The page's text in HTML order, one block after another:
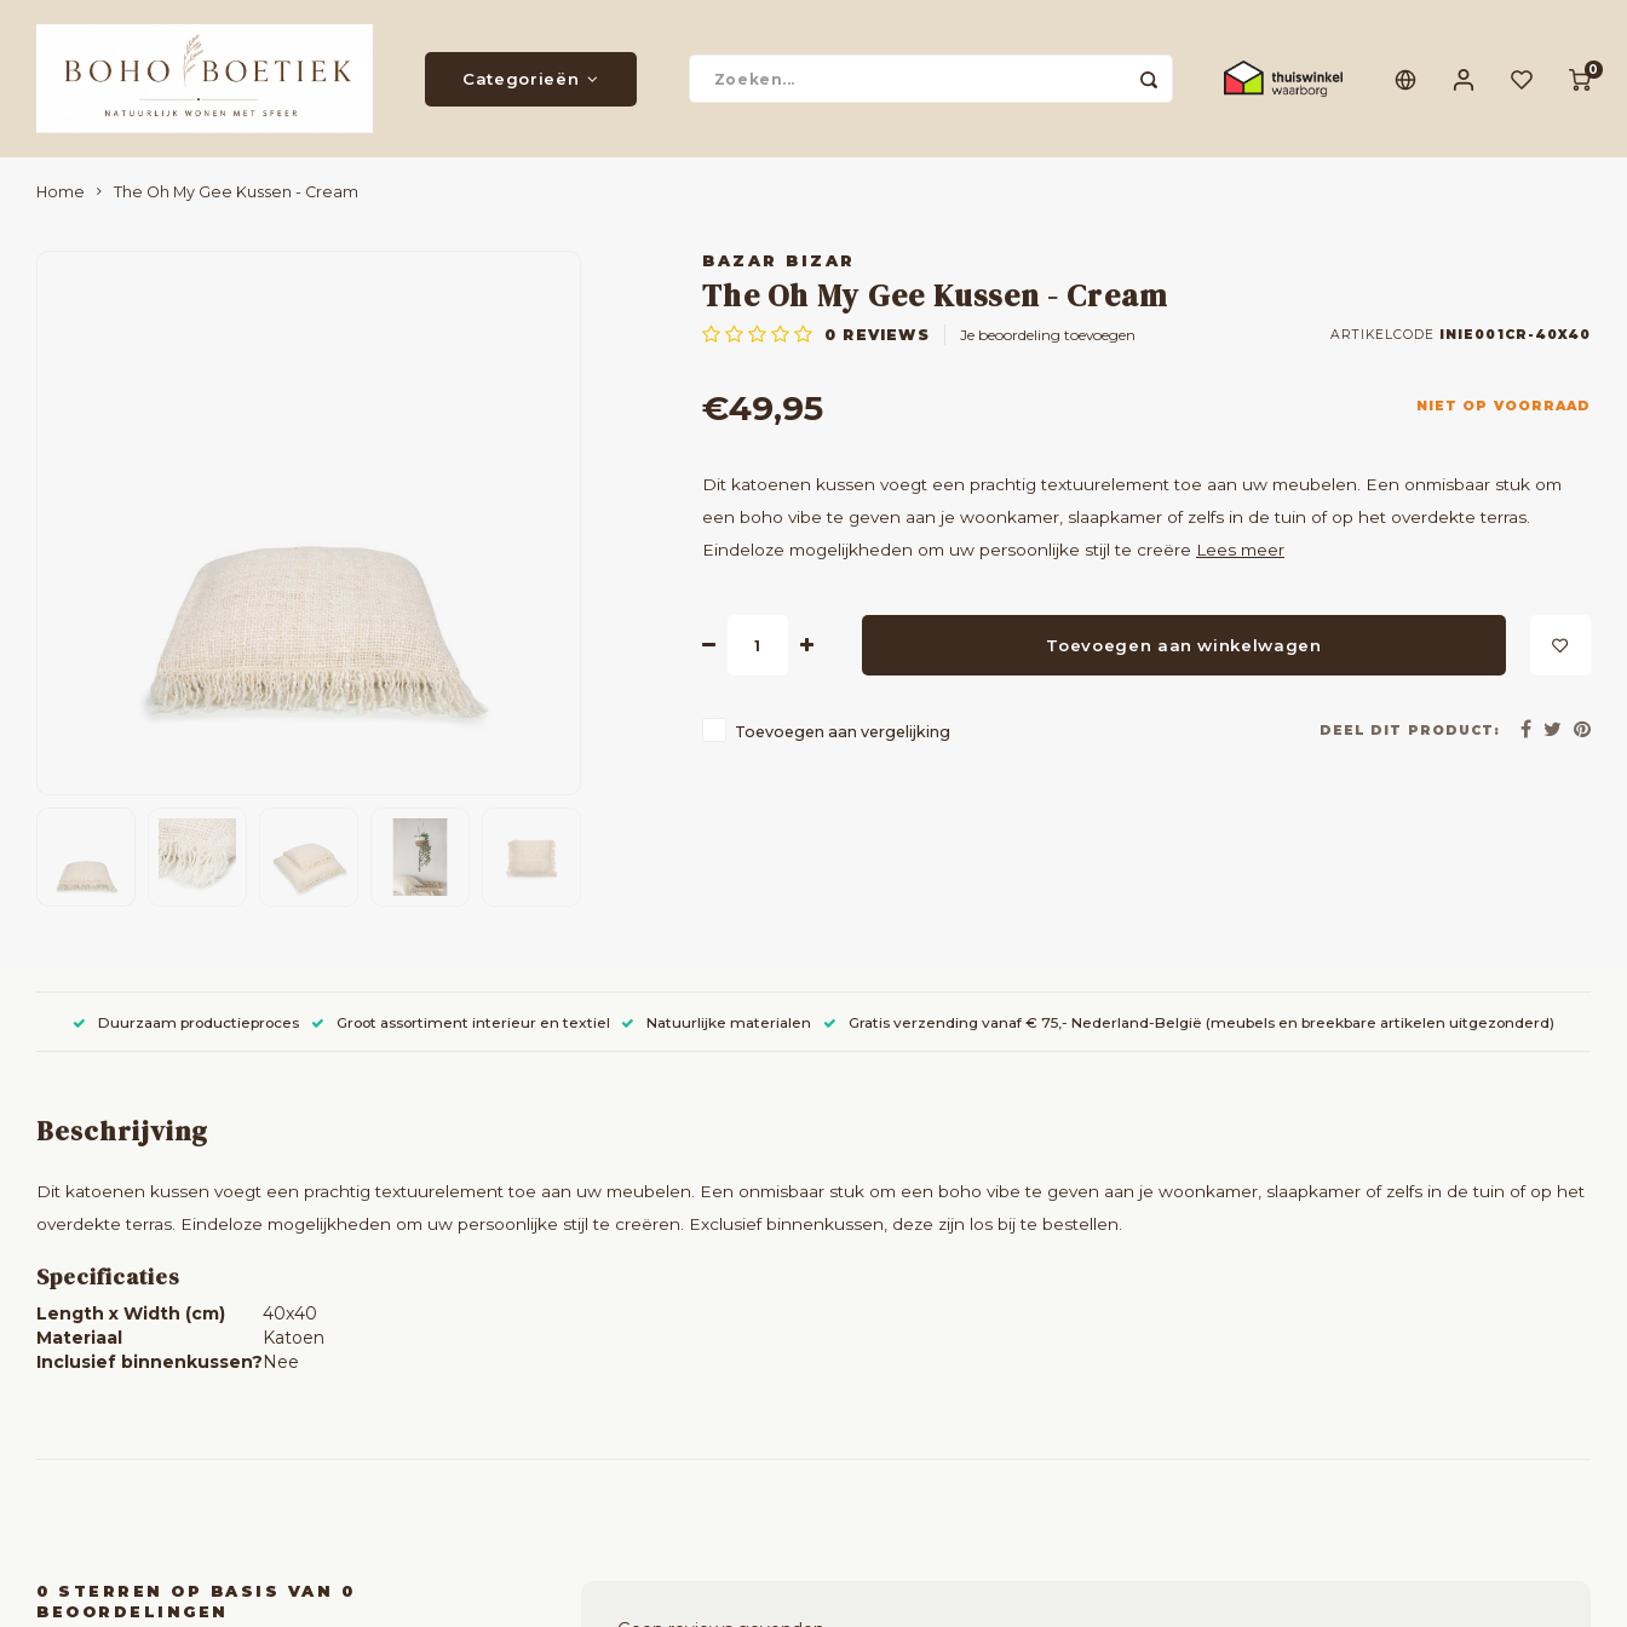
Categorieën 0
Home The Oh My Gee Kussen - Cream
BAZAR BIZAR
The Oh My Gee Kussen - Cream
0 REVIEWS Je beoordeling toevoegen ARTIKELCODE INIE001CR-40X40
€49,95 NIET OP VOORRAAD
Dit katoenen kussen voegt een prachtig textuurelement toe aan uw meubelen. Een onmisbaar stuk om
een boho vibe te geven aan je woonkamer, slaapkamer of zelfs in de tuin of op het overdekte terras.
Eindeloze mogelijkheden om uw persoonlijke stijl te creëre Lees meer
Toevoegen aan winkelwagen
Toevoegen aan vergelijking DEEL DIT PRODUCT:
Duurzaam productieproces Groot assortiment interieur en textiel Natuurlijke materialen Gratis verzending vanaf € 75,- Nederland-België (meubels en breekbare artikelen uitgezonderd)
Beschrijving
Dit katoenen kussen voegt een prachtig textuurelement toe aan uw meubelen. Een onmisbaar stuk om een boho vibe te geven aan je woonkamer, slaapkamer of zelfs in de tuin of op het
overdekte terras. Eindeloze mogelijkheden om uw persoonlijke stijl te creëren. Exclusief binnenkussen, deze zijn los bij te bestellen.
Specificaties
Length x Width (cm)
40x40
Materiaal
Katoen
Inclusief binnenkussen?Nee
0 STERREN OP BASIS VAN 0
BEOORDELINGEN